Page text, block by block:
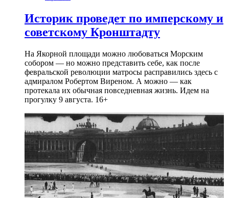
Историк проведет по имперскому и
советскому Кронштадту
На Якорной площади можно любоваться Морским
собором — но можно представить себе, как после
февральской революции матросы расправились здесь с
адмиралом Робертом Виреном. А можно — как
протекала их обычная повседневная жизнь. Идем на
прогулку 9 августа. 16+